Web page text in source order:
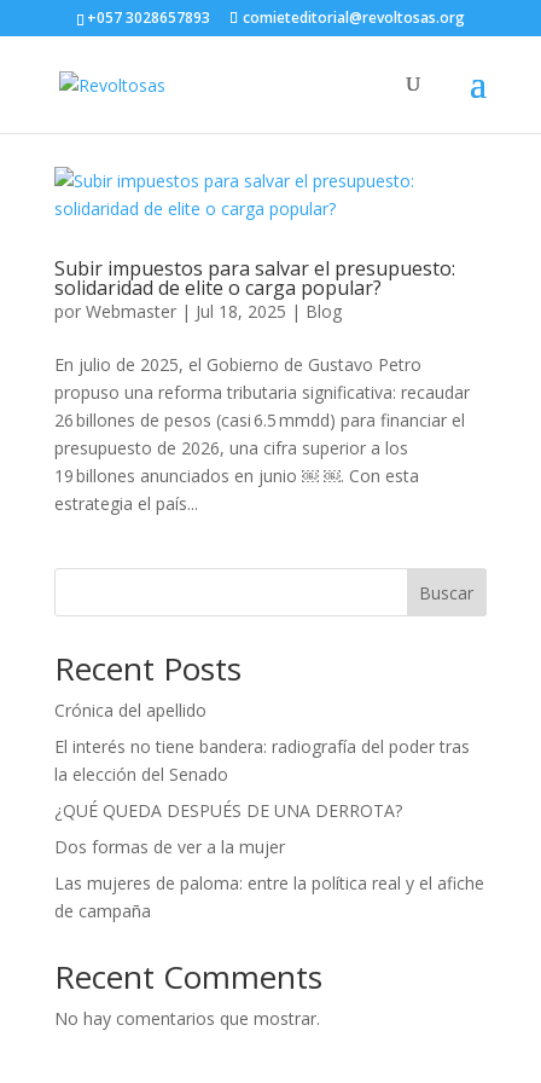
+057 3028657893 comieteditorial@revoltosas.org
Subir impuestos para salvar el presupuesto:
solidaridad de elite o carga popular?
por Webmaster| Jul 18, 2025 | Blog
En julio de 2025, el Gobierno de Gustavo Petro
propuso una reforma tributaria significativa: recaudar
26 billones de pesos (casi 6.5 mmdd) para financiar el
presupuesto de 2026, una cifra superior a los
19 billones anunciados en junio ￼ ￼. Con esta
estrategia el país...
Buscar
Recent Posts
Crónica del apellido
El interés no tiene bandera: radiografía del poder tras
la elección del Senado
¿QUÉ QUEDA DESPUÉS DE UNA DERROTA?
Dos formas de ver a la mujer
Las mujeres de paloma: entre la política real y el afiche
de campaña
Recent Comments
No hay comentarios que mostrar.